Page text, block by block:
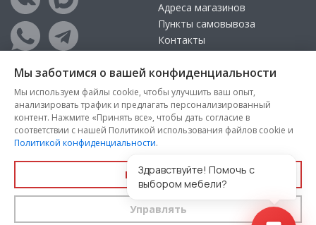
Адреса магазинов
Пункты самовывоза
Контакты
Copyright © 2026, ООО «100 Диванов» — Все права защищены
Администрация Сайта не несет ответственности за
размещаемые Пользователями материалы, их содержание,
качество.
политики конфиденциальностии
пользовательского соглашениякаждый раз, когда оставляете
Мы заботимся о вашей конфиденциальности
Мы используем файлы cookie, чтобы улучшить ваш опыт,
анализировать трафик и предлагать персонализированный
контент. Нажмите «Принять все», чтобы дать согласие в
соответствии с нашей Политикой использования файлов cookie и
Политикой конфиденциальности.
Принять все
Управлять
Здравствуйте! Помочь с
выбором мебели?